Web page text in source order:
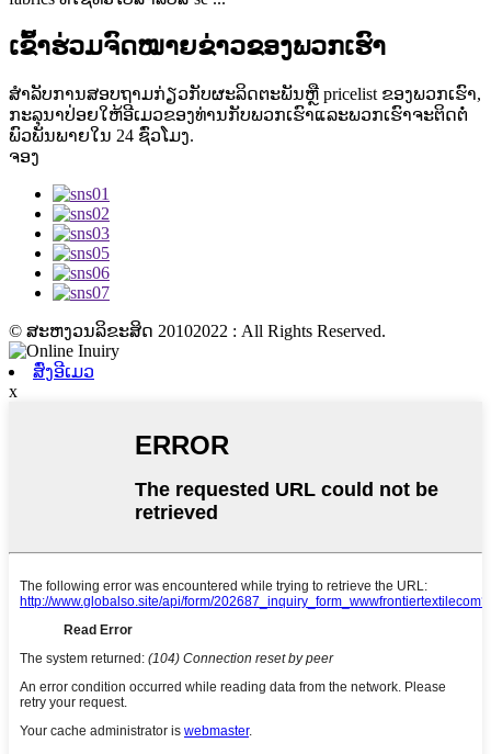
ເຂົ້າຮ່ວມຈົດໝາຍຂ່າວຂອງພວກເຮົາ
ສໍາ​ລັບ​ການ​ສອບ​ຖາມ​ກ່ຽວ​ກັບ​ຜະ​ລິດ​ຕະ​ພັນ​ຫຼື pricelist ຂອງ​ພວກ​ເຮົາ​,
ກະ​ລຸ​ນາ​ປ່ອຍ​ໃຫ້​ອີ​ເມວ​ຂອງ​ທ່ານ​ກັບ​ພວກ​ເຮົາ​ແລະ​ພວກ​ເຮົາ​ຈະ​ຕິດ​ຕໍ່​
ພົວ​ພັນ​ພາຍ​ໃນ 24 ຊົ່ວ​ໂມງ​.
ຈອງ
© ສະຫງວນລິຂະສິດ 20102022 : All Rights Reserved.
ສົ່ງອີເມວ
x